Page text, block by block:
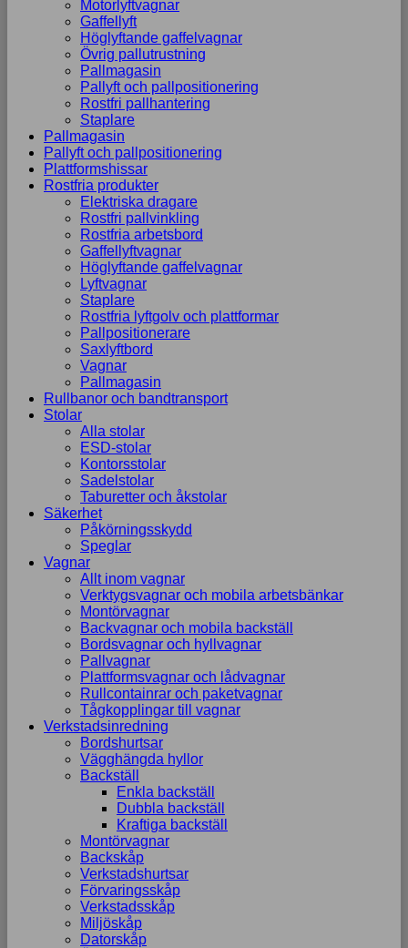
Motorlyftvagnar
Gaffellyft
Höglyftande gaffelvagnar
Övrig pallutrustning
Pallmagasin
Pallyft och pallpositionering
Rostfri pallhantering
Staplare
Pallmagasin
Pallyft och pallpositionering
Plattformshissar
Rostfria produkter
Elektriska dragare
Rostfri pallvinkling
Rostfria arbetsbord
Gaffellyftvagnar
Höglyftande gaffelvagnar
Lyftvagnar
Staplare
Rostfria lyftgolv och plattformar
Pallpositionerare
Saxlyftbord
Vagnar
Pallmagasin
Rullbanor och bandtransport
Stolar
Alla stolar
ESD-stolar
Kontorsstolar
Sadelstolar
Taburetter och åkstolar
Säkerhet
Påkörningsskydd
Speglar
Vagnar
Allt inom vagnar
Verktygsvagnar och mobila arbetsbänkar
Montörvagnar
Backvagnar och mobila backställ
Bordsvagnar och hyllvagnar
Pallvagnar
Plattformsvagnar och lådvagnar
Rullcontainrar och paketvagnar
Tågkopplingar till vagnar
Verkstadsinredning
Bordshurtsar
Vägghängda hyllor
Backställ
Enkla backställ
Dubbla backställ
Kraftiga backställ
Montörvagnar
Backskåp
Verkstadshurtsar
Förvaringsskåp
Verkstadsskåp
Miljöskåp
Datorskåp